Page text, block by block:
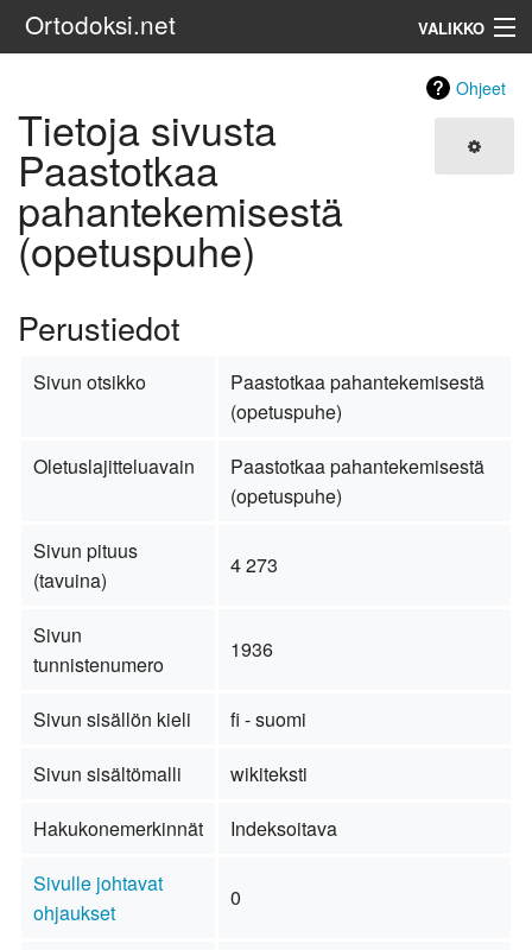
Ortodoksi.net VALIKKO
Haku
Ohjeet
Tietoja sivusta
Paastotkaa
pahantekemisestä
(opetuspuhe)
Perustiedot
Sivun otsikko
Paastotkaa pahantekemisestä
(opetuspuhe)
Oletuslajitteluavain
Paastotkaa pahantekemisestä
(opetuspuhe)
Sivun pituus
(tavuina)
4 273
Sivun
tunnistenumero
1936
Sivun sisällön kieli
fi - suomi
Sivun sisältömalli
wikiteksti
Hakukonemerkinnät
Indeksoitava
Sivulle johtavat
ohjaukset
0